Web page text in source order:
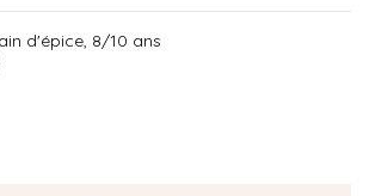
d'épice, 8/10 ans